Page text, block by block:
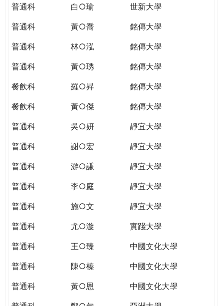
普通科
白○瑜
世新大學
普通科
黃○喬
銘傳大學
普通科
林○泓
銘傳大學
普通科
黃○琇
銘傳大學
餐飲科
羅○昇
銘傳大學
餐飲科
黃○傑
銘傳大學
普通科
吳○妍
靜宜大學
普通科
謝○宏
靜宜大學
普通科
游○謙
靜宜大學
普通科
李○庭
靜宜大學
普通科
施○文
靜宜大學
普通科
尤○漩
實踐大學
普通科
王○臻
中國文化大學
普通科
陳○榛
中國文化大學
普通科
黃○恩
中國文化大學